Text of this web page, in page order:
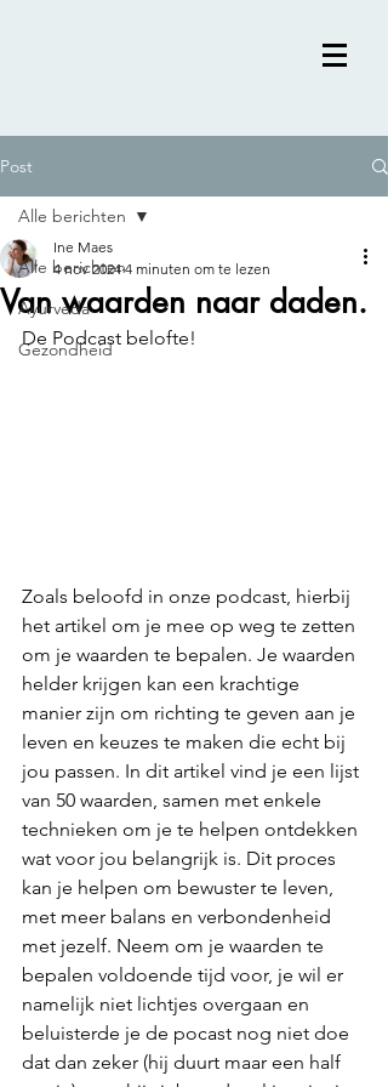
Post
Alle berichten
Ayurveda
Gezondheid
Alle berichten
Van waarden naar daden.
Ine Maes
4 nov 2024 4 minuten om te lezen
De Podcast belofte!
Zoals beloofd in onze podcast, hierbij
het artikel om je mee op weg te zetten
om je waarden te bepalen. Je waarden
helder krijgen kan een krachtige
manier zijn om richting te geven aan je
leven en keuzes te maken die echt bij
jou passen. In dit artikel vind je een lijst
van 50 waarden, samen met enkele
technieken om je te helpen ontdekken
wat voor jou belangrijk is. Dit proces
kan je helpen om bewuster te leven,
met meer balans en verbondenheid
met jezelf. Neem om je waarden te
bepalen voldoende tijd voor, je wil er
namelijk niet lichtjes overgaan en
beluisterde je de pocast nog niet doe
dat dan zeker (hij duurt maar een half